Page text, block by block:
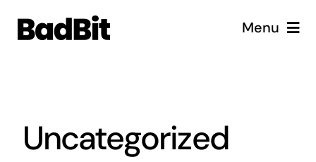
Menu
Vacatures
Uncategorized